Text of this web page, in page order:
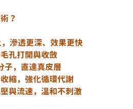
？
以上，滲透更深、效果更快
幫助毛孔打開與收斂
的氧氣分子，直達真皮層
擴張→收縮，強化循環代謝
調整氧壓與流速，溫和不刺激